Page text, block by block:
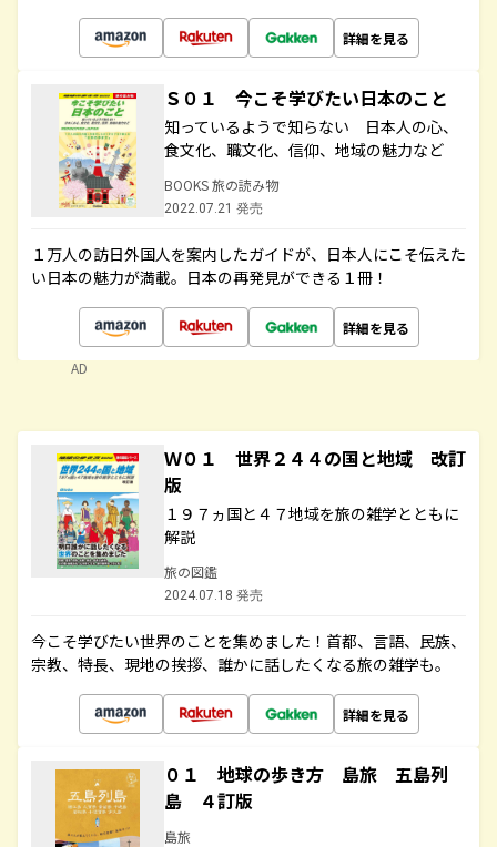
詳細を見る
Ｓ０１ 今こそ学びたい日本のこと
知っているようで知らない 日本人の心、
食文化、職文化、信仰、地域の魅力など
BOOKS 旅の読み物
2022.07.21 発売
１万人の訪日外国人を案内したガイドが、日本人にこそ伝えた
い日本の魅力が満載。日本の再発見ができる１冊！
詳細を見る
AD
Ｗ０１ 世界２４４の国と地域 改訂
版
１９７ヵ国と４７地域を旅の雑学とともに
解説
旅の図鑑
2024.07.18 発売
今こそ学びたい世界のことを集めました！首都、言語、民族、
宗教、特長、現地の挨拶、誰かに話したくなる旅の雑学も。
詳細を見る
０１ 地球の歩き方 島旅 五島列
島 ４訂版
島旅